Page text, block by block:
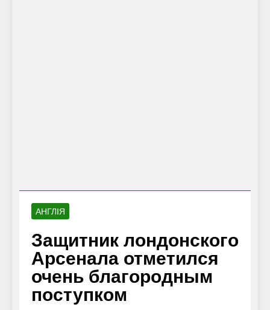
АНГЛІЯ
Защитник лондонского
Арсенала отметился
очень благородным
поступком